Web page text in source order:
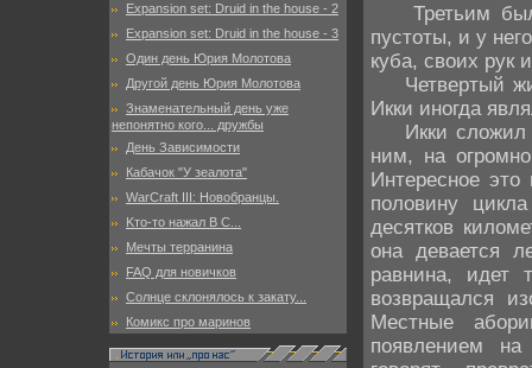
Expansion set: Druid in the house - 2
Expansion set: Druid in the house - 3
Один день Юрия Молотова
Другой день Юрия Молотова
Знаменательный день уже
непонятно кого... дружбы
День Зависимости
Кабачок "У зеалота"
WarCraft III: Новобранцы.
Kто-то нажал B C...
Мечты терранина
FAQ для новичков
Солнце склонялось к закату...
Комикс про маринов
Третьим был
пустоты, и у
куба, своих рук
Четвертый
Икки иногда
Икки сложил
ним, на
Интересное
половину
десятков
она девается
равнина, идет
возвращался
Местные
появлением